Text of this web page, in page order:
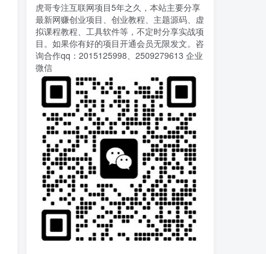
程托管模式，零成本躺赚
8天前 526
7
Codex自动化运营X，月
入千刀，5000字干货 献给
631
8
运营几年的熊猫平台任务
点赞关注播放收藏任务自动
化项目 单号5-10+收益 可批
量
11天前 755
9 苏宁自动化采集，电脑挂
机项目复活，稳定50+ 可批
量
14天前 906
10
录屏团购商家浏览 每天
可无限做 单条/0.6 一天轻松
几百条 每天日结 多做多得
15天前 656
虎哥专注互联网项目5年之久，本站主要分享
最新网赚创业项目、创业教程、主题源码、虚
拟课程教程、工具软件等，不定时分享实战项
目。如果你有好的项目开通会员无限发文。咨
询合作qq：2015125998、2509279613 企业
微信